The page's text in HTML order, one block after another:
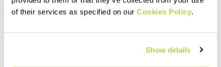
of their services as specified on our Cookies Policy.
Show details